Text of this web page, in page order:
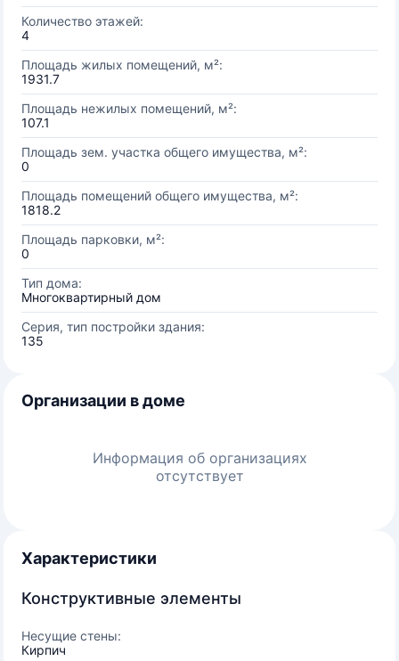
Количество этажей:
4
Площадь жилых помещений, м²:
1931.7
Площадь нежилых помещений, м²:
107.1
Площадь зем. участка общего имущества, м²:
0
Площадь помещений общего имущества, м²:
1818.2
Площадь парковки, м²:
0
Тип дома:
Многоквартирный дом
Серия, тип постройки здания:
135
Организации в доме
Информация об организациях
отсутствует
Характеристики
Конструктивные элементы
Несущие стены:
Кирпич